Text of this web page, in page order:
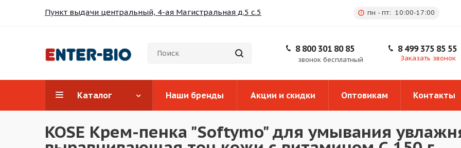
Пункт выдачи центральный, 4-ая Магистральная д.5 с.5 пн - пт: 10:00-17:00
8 800 301 80 85
звонок бесплатный
8 499 375 85 55
Заказать звонок
Каталог Наши бренды Акции и скидки Оптовикам Контакты
KOSE Крем-пенка "Softymo" для умывания